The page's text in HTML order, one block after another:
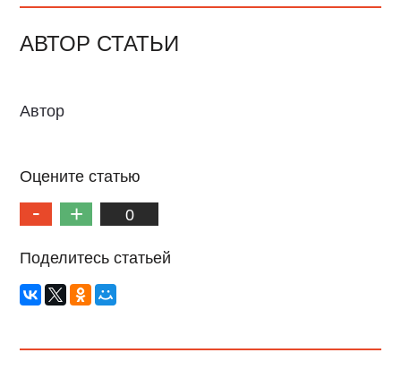
АВТОР СТАТЬИ
Автор
Оцените статью
0
Поделитесь статьей